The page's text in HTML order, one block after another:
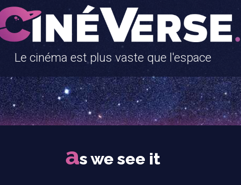
Le cinéma est plus vaste que l'espace
as we see it